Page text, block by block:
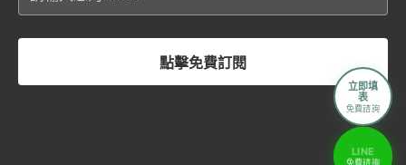
點擊免費訂閱
立即填
表
免費諮詢
LINE
免費諮詢